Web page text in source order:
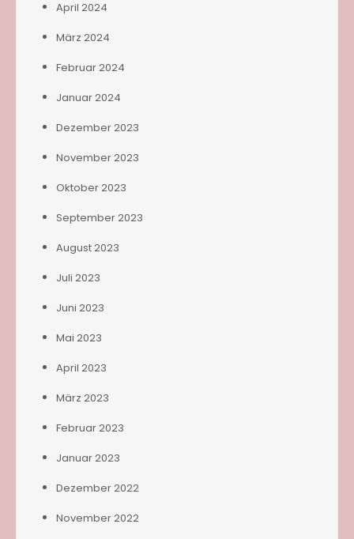
April 2024
März 2024
Februar 2024
Januar 2024
Dezember 2023
November 2023
Oktober 2023
September 2023
August 2023
Juli 2023
Juni 2023
Mai 2023
April 2023
März 2023
Februar 2023
Januar 2023
Dezember 2022
November 2022